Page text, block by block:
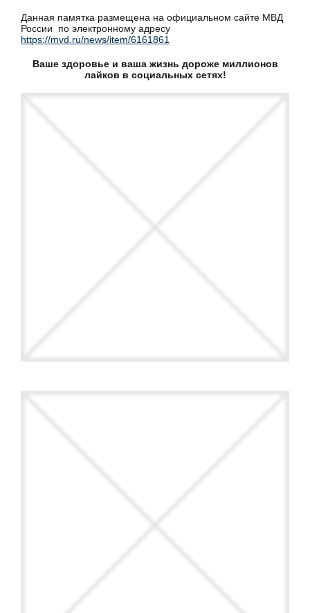
Данная памятка размещена на официальном сайте МВД
России по электронному адресу
https://mvd.ru/news/item/6161861
Ваше здоровье и ваша жизнь дороже миллионов
лайков в социальных сетях!